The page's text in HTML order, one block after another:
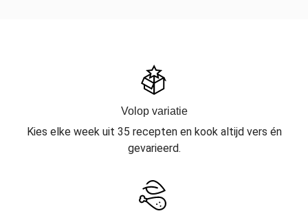
Volop variatie
Kies elke week uit 35 recepten en kook altijd vers én
gevarieerd.